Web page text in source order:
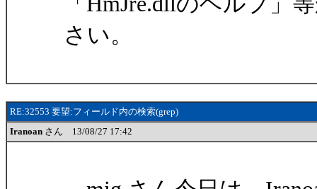
さい。
RE:32553 要望:フィールド内の検索(grep)
Iranoan さん 13/08/27 17:42